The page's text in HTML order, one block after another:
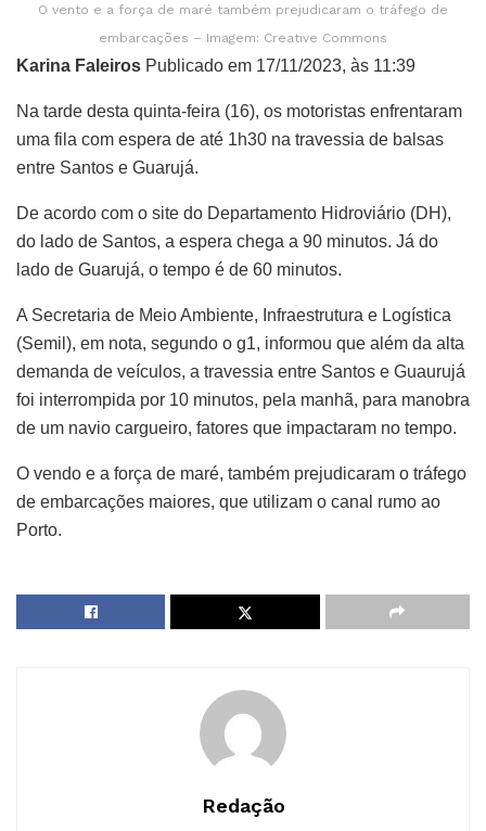
O vento e a força de maré também prejudicaram o tráfego de
embarcações – Imagem: Creative Commons
Karina Faleiros Publicado em 17/11/2023, às 11:39
Na tarde desta quinta-feira (16), os motoristas enfrentaram
uma fila com espera de até 1h30 na travessia de balsas
entre Santos e Guarujá.
De acordo com o site do Departamento Hidroviário (DH),
do lado de Santos, a espera chega a 90 minutos. Já do
lado de Guarujá, o tempo é de 60 minutos.
A Secretaria de Meio Ambiente, Infraestrutura e Logística
(Semil), em nota, segundo o g1, informou que além da alta
demanda de veículos, a travessia entre Santos e Guaurujá
foi interrompida por 10 minutos, pela manhã, para manobra
de um navio cargueiro, fatores que impactaram no tempo.
O vendo e a força de maré, também prejudicaram o tráfego
de embarcações maiores, que utilizam o canal rumo ao
Porto.
Redação